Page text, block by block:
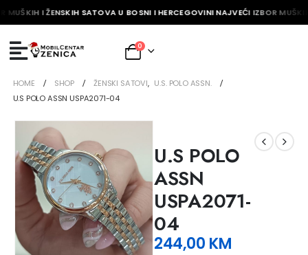
MUŠKIH I ŽENSKIH SATOVA U BOSNI I HERCEGOVINI NAJVEĆI IZBOR
0
HOME SHOP ŽENSKI SATOVI, U.S. POLO ASSN.
U.S POLO ASSN USPA2071-04
U.S POLO
ASSN
USPA2071-
04
244,00 KM